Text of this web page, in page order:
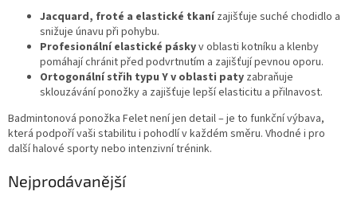
Jacquard, froté a elastické tkanízajišťuje suché chodidlo a
snižuje únavu při pohybu.
Profesionální elastické páskyv oblasti kotníku a klenby
pomáhají chránit před podvrtnutím a zajišťují pevnou oporu.
Ortogonální střih typu Y v oblasti paty zabraňuje
sklouzávání ponožky a zajišťuje lepší elasticitu a přilnavost.
Badmintonová ponožka Felet není jen detail – je to funkční výbava,
která podpoří vaši stabilitu i pohodlí v každém směru. Vhodné i pro
další halové sporty nebo intenzivní trénink.
Nejprodávanější